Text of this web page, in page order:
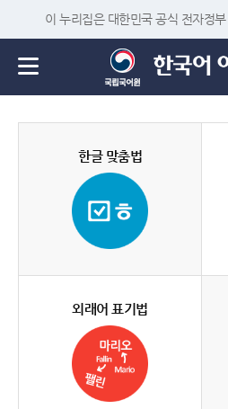
이 누리집은 대한민국 공식 전자정
한글 맞춤법
외래어 표기법